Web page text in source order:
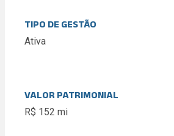
TIPO DE GESTÃO
Ativa
VALOR PATRIMONIAL
R$ 152 mi